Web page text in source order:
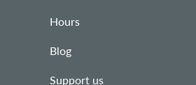
Hours
Blog
Support us